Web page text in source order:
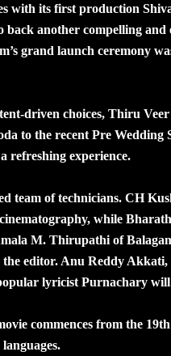
with its first production
back another compelling
grand launch ceremony
driven choices, Thiru
to the recent Pre
refreshing experience.
team of technicians. CH
while
M. Thirupathi of
editor. Anu Reddy
lyricist Purnachary
commences from the